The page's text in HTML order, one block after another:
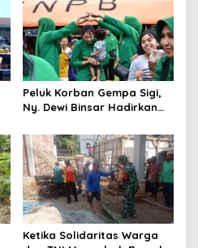
Peluk Korban Gempa Sigi,
Ny. Dewi Binsar Hadirkan
Healing untuk Anak-Anak
Ketika Solidaritas Warga